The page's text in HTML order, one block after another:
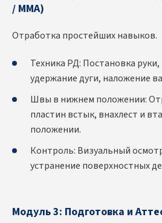
/ MMA)
Отработка простейших навыков.
Техника РД: Постановка
удержание дуги, наложение
Швы в нижнем положении:
пластин встык, внахлест и
положении.
Контроль: Визуальный
устранение поверхностных
Модуль 3: Подготовка и